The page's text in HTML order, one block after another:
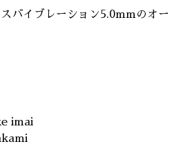
バイブレーション5.0mmのオー
imai